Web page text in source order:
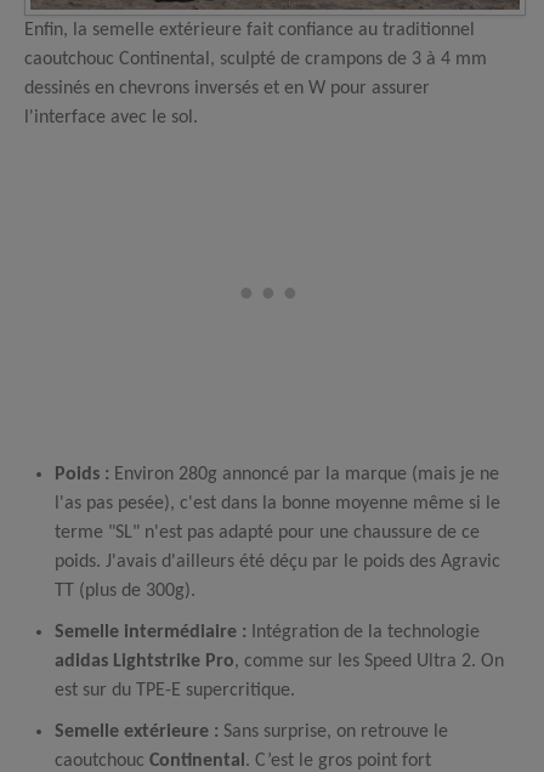
Enfin, la semelle extérieure fait confiance au traditionnel
caoutchouc Continental, sculpté de crampons de 3 à 4 mm
dessinés en chevrons inversés et en W pour assurer
l'interface avec le sol.
Poids : Environ 280g annoncé par la marque (mais je ne
l'as pas pesée), c'est dans la bonne moyenne même si le
terme "SL" n'est pas adapté pour une chaussure de ce
poids. J'avais d'ailleurs été déçu par le poids des Agravic
TT (plus de 300g).
Semelle intermédiaire : Intégration de la technologie
adidas Lightstrike Pro, comme sur les Speed Ultra 2. On
est sur du TPE-E supercritique.
Semelle extérieure : Sans surprise, on retrouve le
caoutchouc Continental . C’est le gros point fort